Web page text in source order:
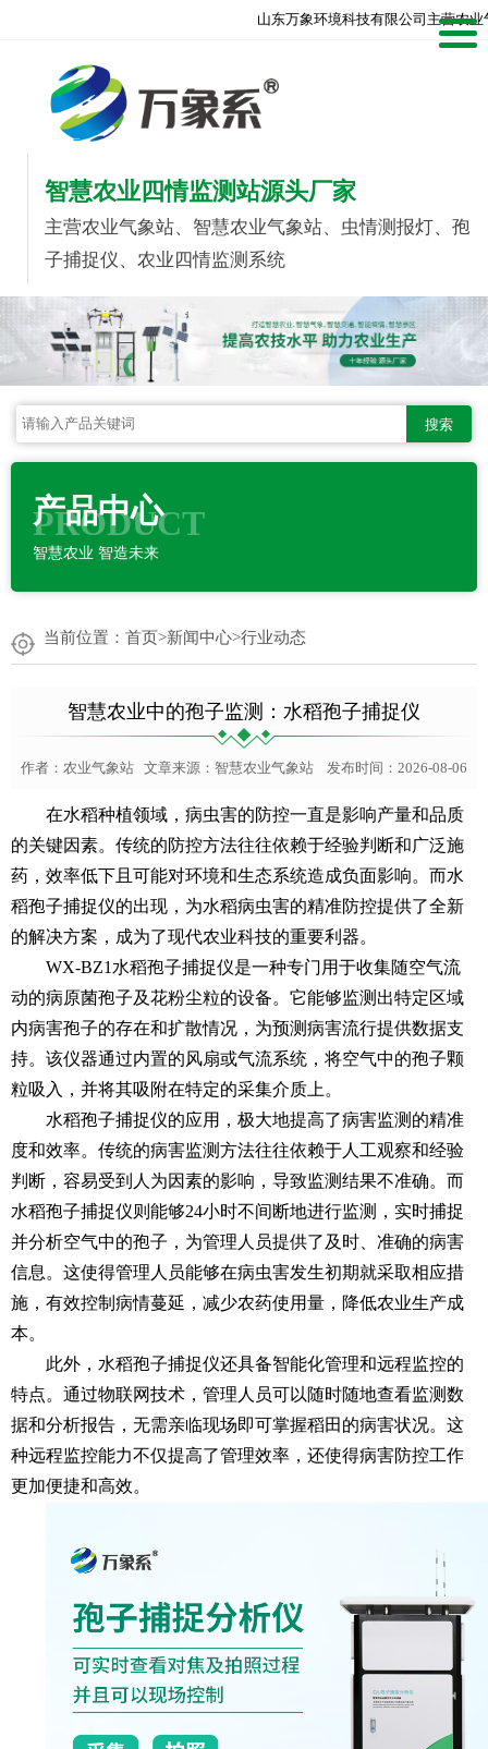
山东万象环境科技有限公司主营农
智慧农业四情监测站源头厂家
主营农业气象站、智慧农业气象站、虫情测报灯、孢
子捕捉仪、农业四情监测系统
搜索
产品中心
PRODUCT
智慧农业 智造未来
当前位置： 首页>新闻中心>行业动态
智慧农业中的孢子监测：水稻孢子捕捉仪
作者： 农业气象站 文章来源： 智慧农业气象站 发布时间：2026-08-06
在水稻种植领域，病虫害的防控一直是影响产量和品质
的关键因素。传统的防控方法往往依赖于经验判断和广泛施
药，效率低下且可能对环境和生态系统造成负面影响。而水
稻孢子捕捉仪的出现，为水稻病虫害的精准防控提供了全新
的解决方案，成为了现代农业科技的重要利器。
WX-BZ1 水稻孢子捕捉仪是一种专门用于收集随空气流
动的病原菌孢子及花粉尘粒的设备。它能够监测出特定区域
内病害孢子的存在和扩散情况，为预测病害流行提供数据支
持。该仪器通过内置的风扇或气流系统，将空气中的孢子颗
粒吸入，并将其吸附在特定的采集介质上。
水稻孢子捕捉仪的应用，极大地提高了病害监测的精准
度和效率。传统的病害监测方法往往依赖于人工观察和经验
判断，容易受到人为因素的影响，导致监测结果不准确。而
水稻孢子捕捉仪则能够24小时不间断地进行监测，实时捕捉
并分析空气中的孢子，为管理人员提供了及时、准确的病害
信息。这使得管理人员能够在病虫害发生初期就采取相应措
施，有效控制病情蔓延，减少农药使用量，降低农业生产成
本。
此外， 水稻孢子捕捉仪还具备智能化管理和远程监控的
特点。通过物联网技术，管理人员可以随时随地查看监测数
据和分析报告，无需亲临现场即可掌握稻田的病害状况。这
种远程监控能力不仅提高了管理效率，还使得病害防控工作
更加便捷和高效。